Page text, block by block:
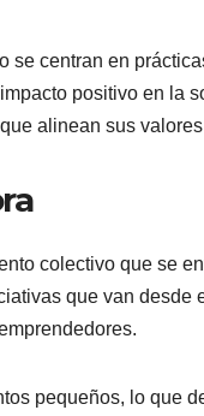
se centran en
positivo en la
alinean sus
colectivo que se
que van desde
pequeños, lo que